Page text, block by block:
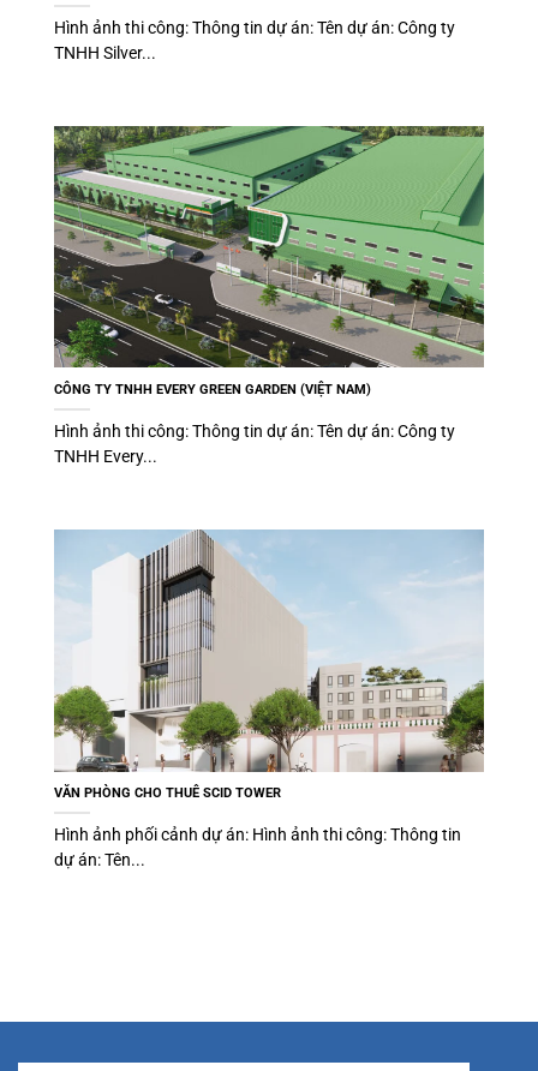
Hình ảnh thi công: Thông tin dự án: Tên dự án: Công ty
TNHH Silver...
CÔNG TY TNHH EVERY GREEN GARDEN (VIỆT NAM)
Hình ảnh thi công: Thông tin dự án: Tên dự án: Công ty
TNHH Every...
VĂN PHÒNG CHO THUÊ SCID TOWER
Hình ảnh phối cảnh dự án: Hình ảnh thi công: Thông tin
dự án: Tên...